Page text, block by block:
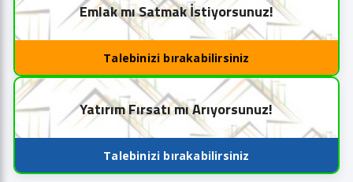
Emlak mı Satmak İstiyorsunuz!
Talebinizi bırakabilirsiniz
Yatırım Fırsatı mı Arıyorsunuz!
Talebinizi bırakabilirsiniz